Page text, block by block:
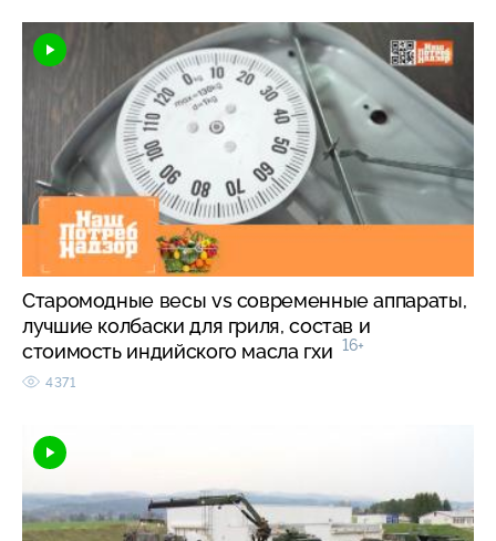
Старомодные весы vs современные аппараты,
лучшие колбаски для гриля, состав и
стоимость индийского масла гхи 16+
4371